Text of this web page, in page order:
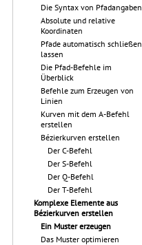
Die Syntax von Pfadangaben
Absolute und relative
Koordinaten
Pfade automatisch schließen
lassen
Die Pfad-Befehle im
Überblick
Befehle zum Erzeugen von
Linien
Kurven mit dem A-Befehl
erstellen
Bézierkurven erstellen
Der C-Befehl
Der S-Befehl
Der Q-Befehl
Der T-Befehl
Komplexe Elemente aus
Bézierkurven erstellen
Ein Muster erzeugen
Das Muster optimieren